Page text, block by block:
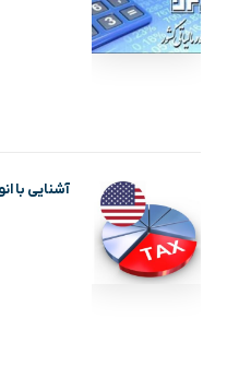
آشنایی با